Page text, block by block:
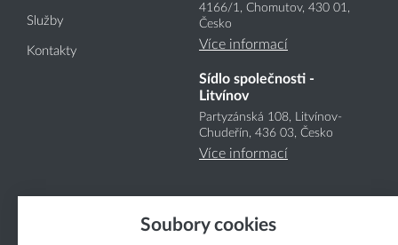
Služby
Kontakty
4166/1, Chomutov, 430 01,
Česko
Více informací
Sídlo společnosti -
Litvínov
Partyzánská 108, Litvínov-
Chudeřín, 436 03, Česko
Více informací
Soubory cookies